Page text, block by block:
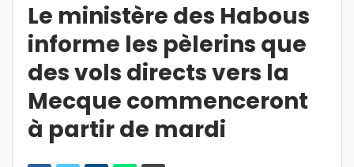
Le ministère des Habous
informe les pèlerins que
des vols directs vers la
Mecque commenceront
à partir de mardi